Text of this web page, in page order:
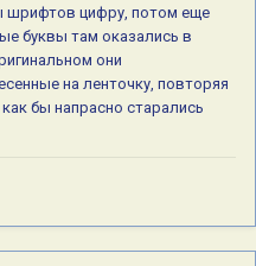
шрифтов цифру, потом еще
буквы там оказались в
они
на ленточку, повторяя
бы напрасно старались